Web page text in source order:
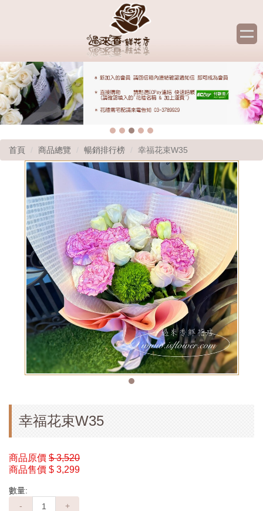
首頁 商品總覽 暢銷排行榜 幸福花束W35
幸福花束W35
商品原價 $ 3,520
商品售價 $ 3,299
數量:
-
+